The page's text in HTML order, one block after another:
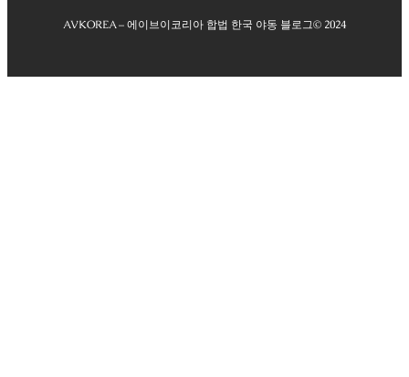
AVKOREA – 에이브이코리아 합법 한국 야동 블로그© 2024